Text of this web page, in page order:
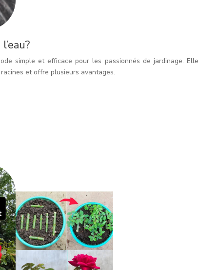
simple et efficace pour les passionnés de jardinage. Elle
et offre plusieurs avantages.